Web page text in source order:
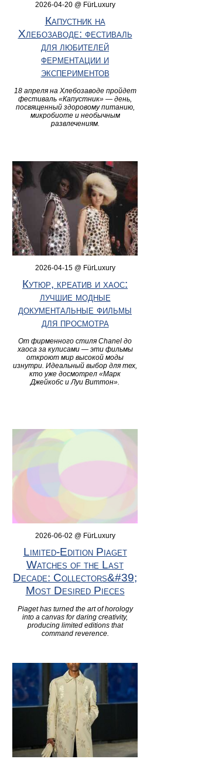
2026-04-20 @ FürLuxury
Капустник на
Хлебозаводе: фестиваль
для любителей
ферментации и
экспериментов
18 апреля на Хлебозаводе пройдет
фестиваль «Капустник» — день,
посвященный здоровому питанию,
микробиоте и необычным
развлечениям.
2026-04-15 @ FürLuxury
Кутюр, креатив и хаос:
лучшие модные
документальные фильмы
для просмотра
От фирменного стиля Chanel до
хаоса за кулисами — эти фильмы
откроют мир высокой моды
изнутри. Идеальный выбор для тех,
кто уже досмотрел «Марк
Джейкобс и Луи Виттон».
2026-06-02 @ FürLuxury
Limited‑Edition Piaget
Watches of the Last
Decade: Collectors&#39;
Most Desired Pieces
Piaget has turned the art of horology
into a canvas for daring creativity,
producing limited editions that
command reverence.